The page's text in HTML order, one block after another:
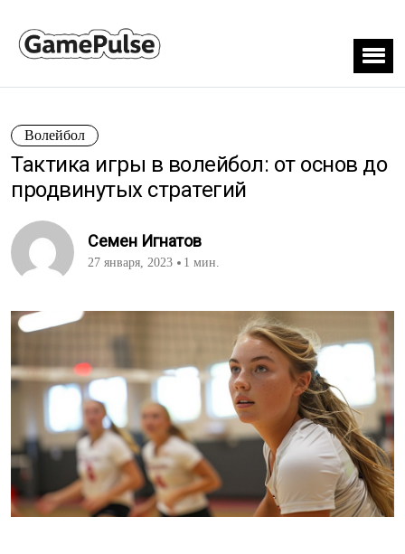
Волейбол
Тактика игры в волейбол: от основ до
продвинутых стратегий
Семен Игнатов
27 января, 2023 1 мин.